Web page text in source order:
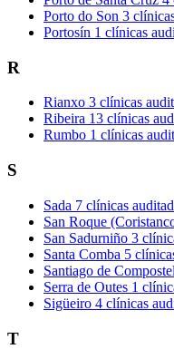
Porto do Son 3
Portosín 1 clínicas
R
Rianxo 3 clínicas
Ribeira 13 clínicas
Rumbo 1 clínicas
S
Sada 7 clínicas
San Roque
San Sadurniño 3
Santa Comba 5
Santiago de
Serra de Outes 1
Sigüeiro 4 clínicas
T